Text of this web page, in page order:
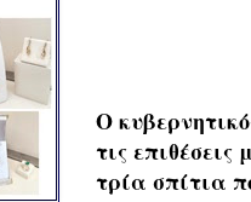
Ο
τις
τρία σπίτια